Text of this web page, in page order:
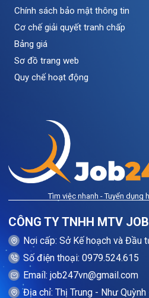
Chính sách bảo mật thông tin
Cơ chế giải quyết tranh chấp
Bảng giá
Sơ đồ trang web
Quy chế hoạt động
Tìm việc nhanh - Tuyển dụng
CÔNG TY TNHH MTV
Nơi cấp: Sở Kế hoạch và Đầu
Số điện thoại: 0979.524.615
Email: job247vn@gmail.com
Địa chỉ: Thị Trung - Như Quỳnh